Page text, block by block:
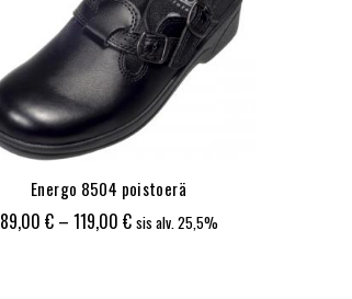
Energo 8504 poistoerä
89,00 € – 119,00 €Hintaluokka:
sis alv. 25,5%